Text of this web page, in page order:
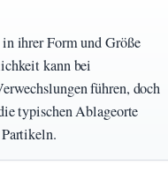
ihrer Form und Größe
kann bei
führen, doch
typischen Ablageorte